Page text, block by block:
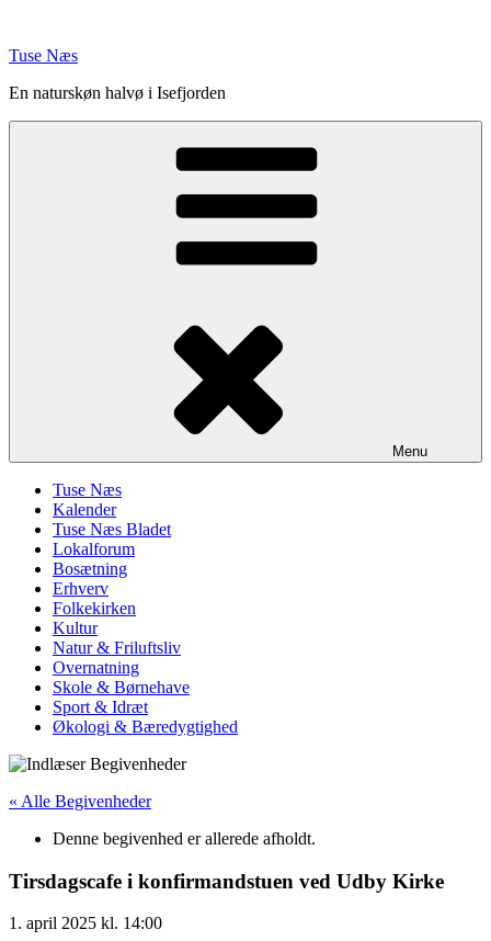
indhold
Tuse Næs
En naturskøn halvø i Isefjorden
Menu
Tuse Næs
Kalender
Tuse Næs Bladet
Lokalforum
Bosætning
Erhverv
Folkekirken
Kultur
Natur & Friluftsliv
Overnatning
Skole & Børnehave
Sport & Idræt
Økologi & Bæredygtighed
« Alle Begivenheder
Denne begivenhed er allerede afholdt.
Tirsdagscafe i konfirmandstuen ved Udby Kirke
1. april 2025 kl. 14:00